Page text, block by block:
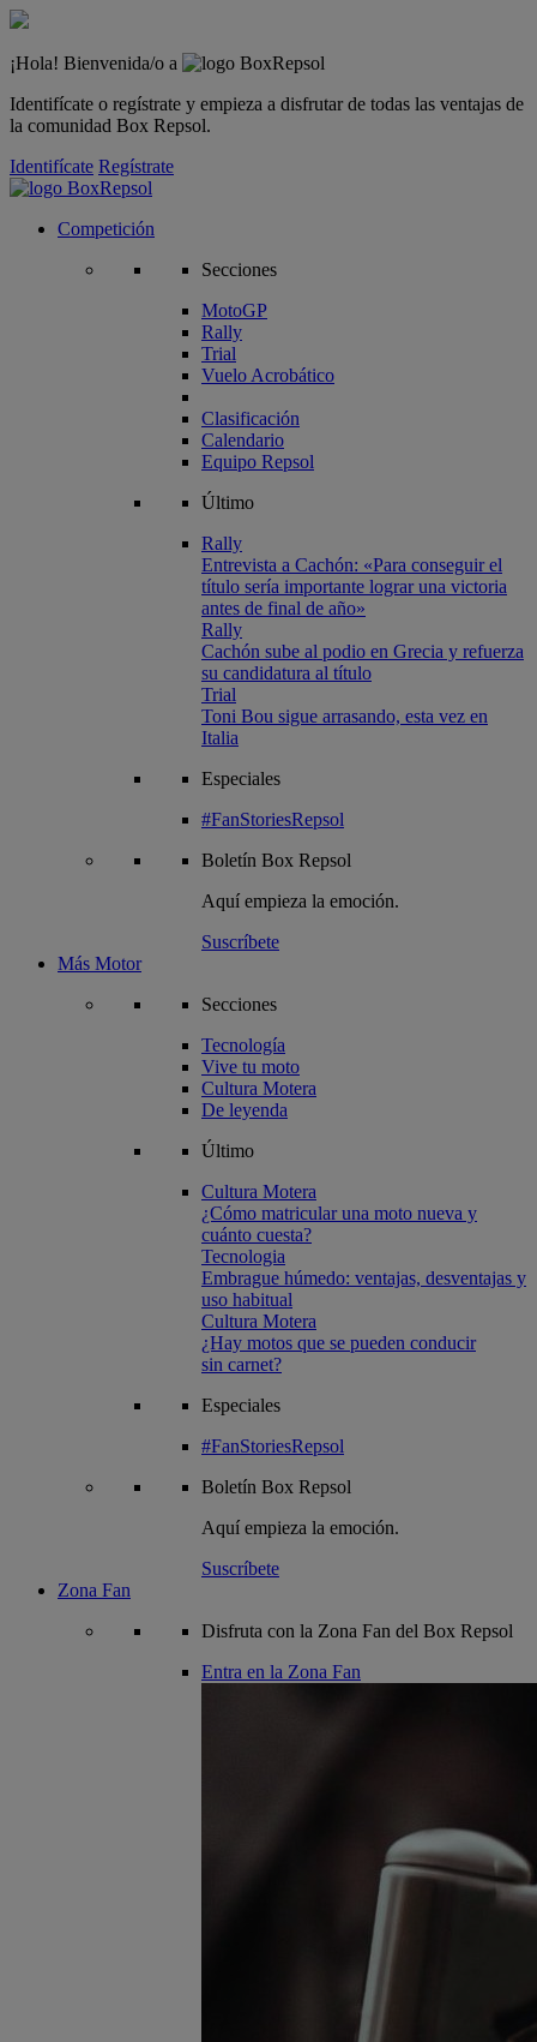
¡Hola! Bienvenida/o a
Identifícate o regístrate y empieza a disfrutar de todas las ventajas de
la comunidad Box Repsol.
Identifícate Regístrate
Competición
Secciones
MotoGP
Rally
Trial
Vuelo Acrobático
Clasificación
Calendario
Equipo Repsol
Último
Rally
Entrevista a Cachón: «Para conseguir el
título sería importante lograr una victoria
antes de final de año»
Rally
Cachón sube al podio en Grecia y refuerza
su candidatura al título
Trial
Toni Bou sigue arrasando, esta vez en
Italia
Especiales
#FanStoriesRepsol
Boletín Box Repsol
Aquí empieza la emoción.
Suscríbete
Más Motor
Secciones
Tecnología
Vive tu moto
Cultura Motera
De leyenda
Último
Cultura Motera
¿Cómo matricular una moto nueva y
cuánto cuesta?
Tecnologia
Embrague húmedo: ventajas, desventajas y
uso habitual
Cultura Motera
¿Hay motos que se pueden conducir
sin carnet?
Especiales
#FanStoriesRepsol
Boletín Box Repsol
Aquí empieza la emoción.
Suscríbete
Zona Fan
Disfruta con la Zona Fan del Box Repsol
Entra en la Zona Fan